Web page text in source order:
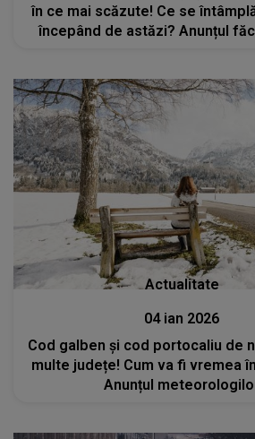
în ce mai scăzute! Ce se
începând de astăzi? Anunțul
Actualitate
04 ian 2026
Cod galben și cod portocaliu de
multe județe! Cum va fi vremea
Anunțul